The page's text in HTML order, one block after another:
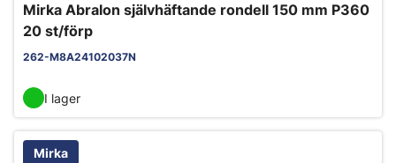
Mirka Abralon självhäftande rondell 150 mm P360
20 st/förp
262-M8A24102037N
I lager
Mirka